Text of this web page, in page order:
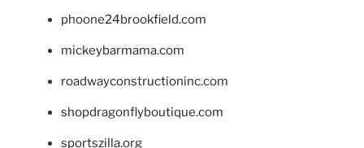
phoone24brookfield.com
mickeybarmama.com
roadwayconstructioninc.com
shopdragonflyboutique.com
sportszilla.org